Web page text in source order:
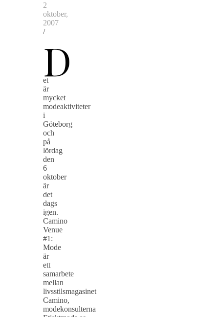
2
oktober,
2007
/
D
et
är
mycket
modeaktiviteter
i
Göteborg
och
på
lördag
den
6
oktober
är
det
dags
igen.
Camino
Venue
#1:
Mode
är
ett
samarbete
mellan
livsstilsmagasinet
Camino,
modekonsulterna